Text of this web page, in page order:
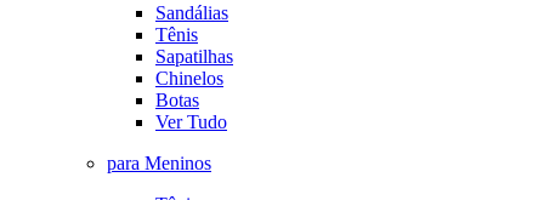
Sandálias
Tênis
Sapatilhas
Chinelos
Botas
Ver Tudo
para Meninos